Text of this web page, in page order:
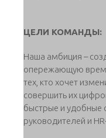
ЦЕЛИ КОМАНДЫ:
Наша амбиция –
опережающую
тех, кто хочет
совершить их
быстрые и удобные
руководителей и